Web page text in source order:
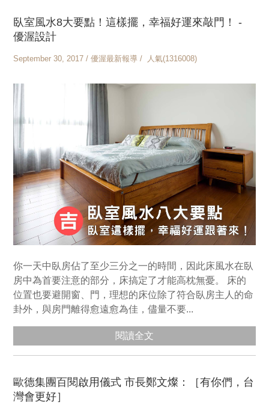
臥室風水8大要點！這樣擺，幸福好運來敲門！ -
優渥設計
September 30, 2017 / 優渥最新報導 / 人氣(1316008)
你一天中臥房佔了至少三分之一的時間，因此床風水在臥
房中為首要注意的部分，床搞定了才能高枕無憂。 床的
位置也要避開窗、門，理想的床位除了符合臥房主人的命
卦外，與房門離得愈遠愈為佳，儘量不要...
閱讀全文
歐德集團百閱啟用儀式 市長鄭文燦：［有你們，台
灣會更好］